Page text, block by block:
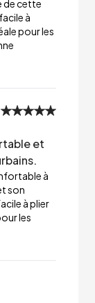
de cette
à
pour les
et
à
son
à plier
les